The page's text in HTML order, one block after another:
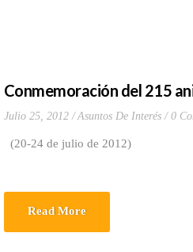
Conmemoración del 215
Julio 25, 2012 Asuntos De Interés 0
(20-24 de julio de 2012)
Read More